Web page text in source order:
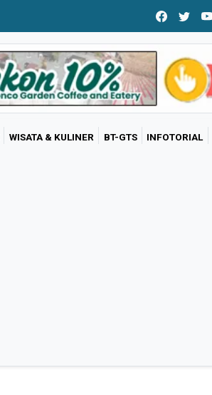
WISATA & KULINER BT-GTS INFOTORIAL